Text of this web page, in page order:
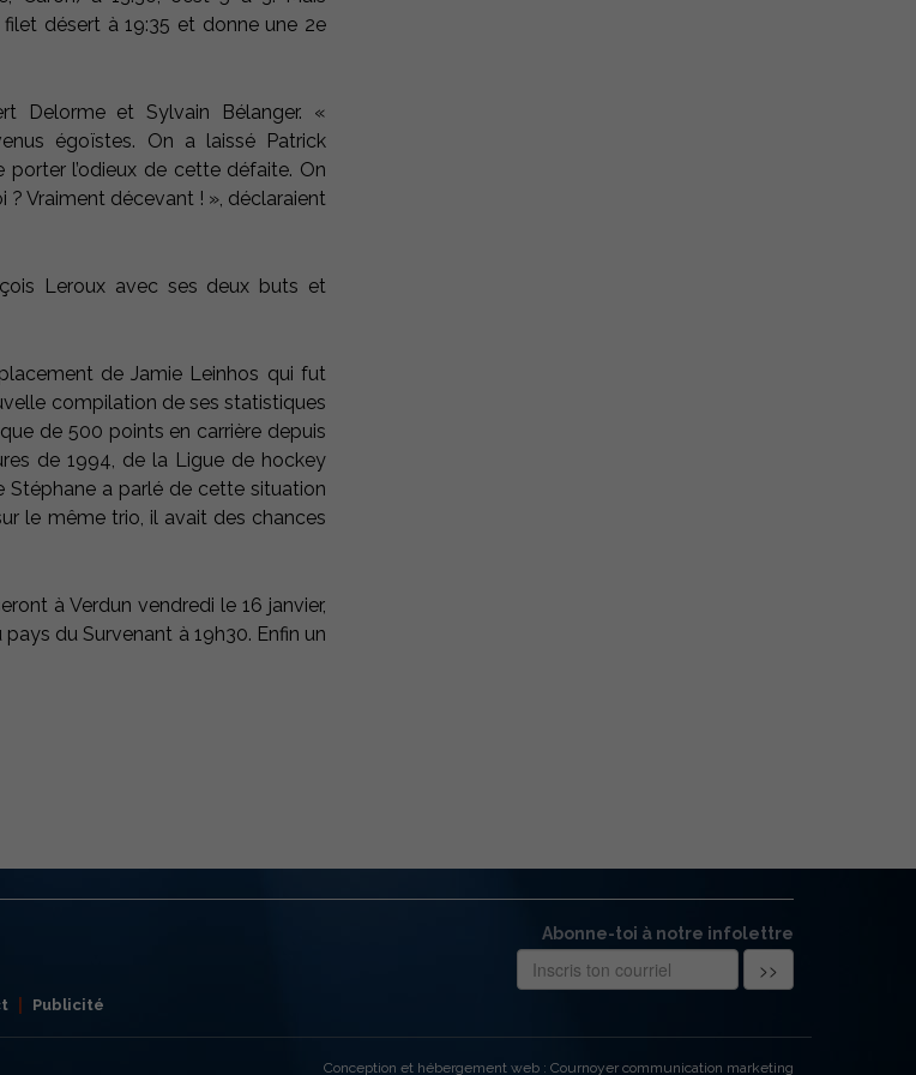
désert à 19:35 et donne une 2e
Delorme et Sylvain Bélanger. «
égoïstes. On a laissé Patrick
l’odieux de cette défaite. On
? Vraiment décevant ! », déclaraient
Leroux avec ses deux buts et
de Jamie Leinhos qui fut
compilation de ses statistiques
de 500 points en carrière depuis
de 1994, de la Ligue de hockey
Stéphane a parlé de cette situation
le même trio, il avait des chances
à Verdun vendredi le 16 janvier,
du Survenant à 19h30. Enfin un
Abonne-toi à notre infolettre
Publicité
Conception et hébergement web : Cournoyer communication marketing